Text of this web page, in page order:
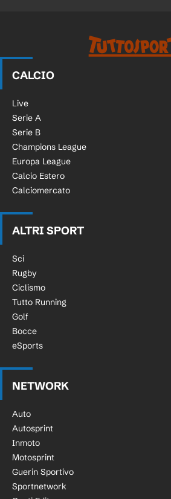
CALCIO
Live
Serie A
Serie B
Champions League
Europa League
Calcio Estero
Calciomercato
ALTRI SPORT
Sci
Rugby
Ciclismo
Tutto Running
Golf
Bocce
eSports
NETWORK
Auto
Autosprint
Inmoto
Motosprint
Guerin Sportivo
Sportnetwork